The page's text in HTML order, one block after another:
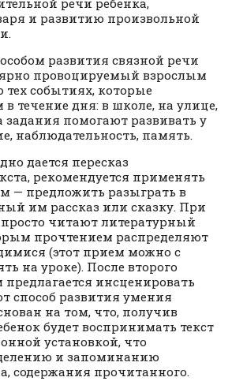
речи ребенка,
и развитию произвольной
развития связной речи
провоцируемый взрослым
тех событиях, которые
течение дня: в школе, на улице,
задания помогают развивать у
наблюдательность, память.
дается пересказ
рекомендуется применять
— предложить разыграть в
им рассказ или сказку. При
читают литературный
прочтением распределяют
(этот прием можно с
на уроке). После второго
инсценировать
способ развития умения
на том, что, получив
будет воспринимать текст
установкой, что
и запоминанию
содержания прочитанного.